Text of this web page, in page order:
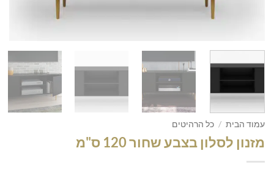
עמוד הבית / כל הרהיטים
מזנון לסלון בצבע שחור 120 ס"מ